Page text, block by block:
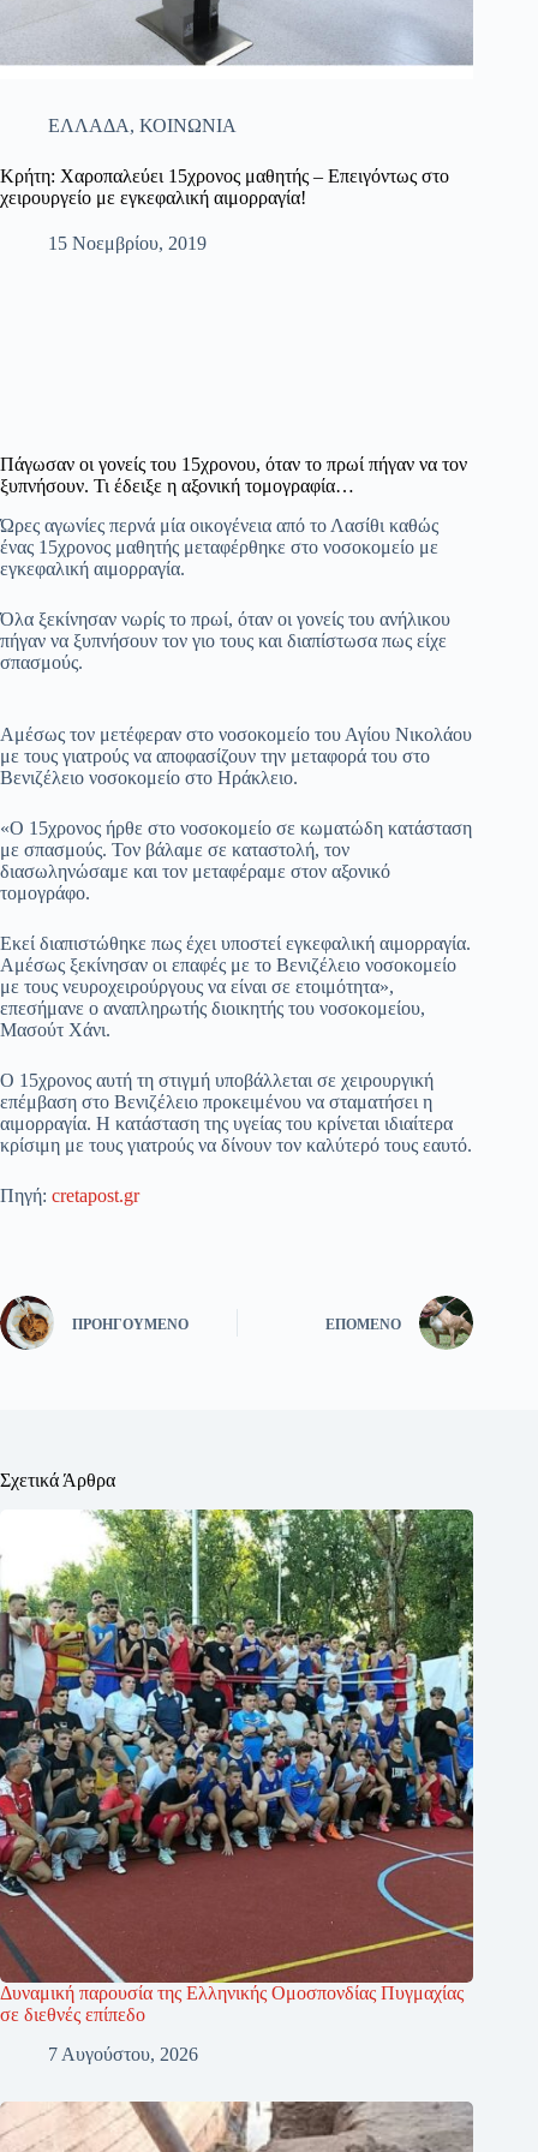
ΕΛΛΑΔΑ, ΚΟΙΝΩΝΙΑ
Κρήτη: Χαροπαλεύει 15χρονος μαθητής – Επειγόντως στο
χειρουργείο με εγκεφαλική αιμορραγία!
15 Νοεμβρίου, 2019
Πάγωσαν οι γονείς του 15χρονου, όταν το πρωί πήγαν να τον
ξυπνήσουν. Τι έδειξε η αξονική τομογραφία…
Ώρες αγωνίες περνά μία οικογένεια από το Λασίθι καθώς
ένας 15χρονος μαθητής μεταφέρθηκε στο νοσοκομείο με
εγκεφαλική αιμορραγία.
Όλα ξεκίνησαν νωρίς το πρωί, όταν οι γονείς του ανήλικου
πήγαν να ξυπνήσουν τον γιο τους και διαπίστωσα πως είχε
σπασμούς.
Αμέσως τον μετέφεραν στο νοσοκομείο του Αγίου Νικολάου
με τους γιατρούς να αποφασίζουν την μεταφορά του στο
Βενιζέλειο νοσοκομείο στο Ηράκλειο.
«Ο 15χρονος ήρθε στο νοσοκομείο σε κωματώδη κατάσταση
με σπασμούς. Τον βάλαμε σε καταστολή, τον
διασωληνώσαμε και τον μεταφέραμε στον αξονικό
τομογράφο.
Εκεί διαπιστώθηκε πως έχει υποστεί εγκεφαλική αιμορραγία.
Αμέσως ξεκίνησαν οι επαφές με το Βενιζέλειο νοσοκομείο
με τους νευροχειρούργους να είναι σε ετοιμότητα»,
επεσήμανε ο αναπληρωτής διοικητής του νοσοκομείου,
Μασούτ Χάνι.
Ο 15χρονος αυτή τη στιγμή υποβάλλεται σε χειρουργική
επέμβαση στο Βενιζέλειο προκειμένου να σταματήσει η
αιμορραγία. Η κατάσταση της υγείας του κρίνεται ιδιαίτερα
κρίσιμη με τους γιατρούς να δίνουν τον καλύτερό τους εαυτό.
Πηγή: cretapost.gr
ΠΡΟΗΓΟΎΜΕΝΟ ΕΠΌΜΕΝΟ
Σχετικά Άρθρα
Δυναμική παρουσία της Ελληνικής Ομοσπονδίας Πυγμαχίας
σε διεθνές επίπεδο
7 Αυγούστου, 2026